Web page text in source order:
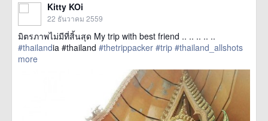
Kitty KOi
22 ธันวาคม 2559
มิตรภาพไม่มีที่สิ้นสุด My trip with best friend .. .. .. .. ..
#thailandia #thailand #thetrippacker #trip #thailand_allshots
more